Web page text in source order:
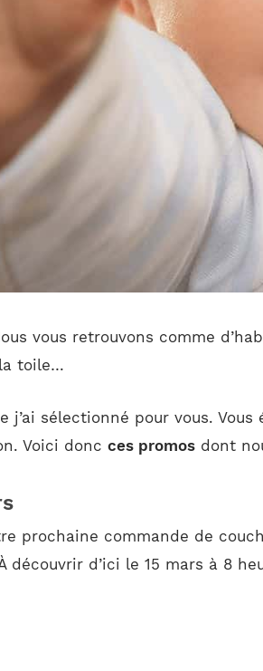
vous retrouvons comme
toile…
sélectionné pour vous.
Voici donc ces promos dont
prochaine commande de
découvrir d’ici le 15 mars à 8